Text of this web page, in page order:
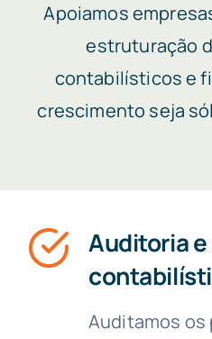
Fale
Apoiamos
estruturação
contabilísticos e
crescimento seja
Auditoria
Auditamos os